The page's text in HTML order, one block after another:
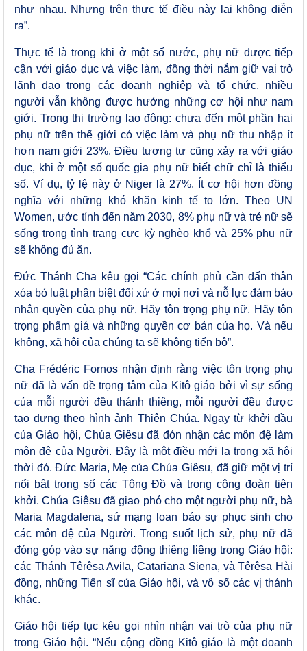
như nhau. Nhưng trên thực tế điều này lại không diễn
ra”.
Thực tế là trong khi ở một số nước, phụ nữ được tiếp
cận với giáo dục và việc làm, đồng thời nắm giữ vai trò
lãnh đạo trong các doanh nghiệp và tổ chức, nhiều
người vẫn không được hưởng những cơ hội như nam
giới. Trong thị trường lao động: chưa đến một phần hai
phụ nữ trên thế giới có việc làm và phụ nữ thu nhập ít
hơn nam giới 23%. Điều tương tự cũng xảy ra với giáo
dục, khi ở một số quốc gia phụ nữ biết chữ chỉ là thiểu
số. Ví dụ, tỷ lệ này ở Niger là 27%. Ít cơ hội hơn đồng
nghĩa với những khó khăn kinh tế to lớn. Theo UN
Women, ước tính đến năm 2030, 8% phụ nữ và trẻ nữ sẽ
sống trong tình trạng cực kỳ nghèo khổ và 25% phụ nữ
sẽ không đủ ăn.
Đức Thánh Cha kêu gọi “Các chính phủ cần dấn thân
xóa bỏ luật phân biệt đối xử ở mọi nơi và nỗ lực đảm bảo
nhân quyền của phụ nữ. Hãy tôn trọng phụ nữ. Hãy tôn
trọng phẩm giá và những quyền cơ bản của họ. Và nếu
không, xã hội của chúng ta sẽ không tiến bộ”.
Cha Frédéric Fornos nhận định rằng việc tôn trọng phụ
nữ đã là vấn đề trọng tâm của Kitô giáo bởi vì sự sống
của mỗi người đều thánh thiêng, mỗi người đều được
tạo dựng theo hình ảnh Thiên Chúa. Ngay từ khởi đầu
của Giáo hội, Chúa Giêsu đã đón nhận các môn đệ làm
môn đệ của Người. Đây là một điều mới lạ trong xã hội
thời đó. Đức Maria, Mẹ của Chúa Giêsu, đã giữ một vị trí
nổi bật trong số các Tông Đồ và trong cộng đoàn tiên
khởi. Chúa Giêsu đã giao phó cho một người phụ nữ, bà
Maria Magdalena, sứ mạng loan báo sự phục sinh cho
các môn đệ của Người. Trong suốt lịch sử, phụ nữ đã
đóng góp vào sự năng động thiêng liêng trong Giáo hội:
các Thánh Têrêsa Avila, Catariana Siena, và Têrêsa Hài
đồng, những Tiến sĩ của Giáo hội, và vô số các vị thánh
khác.
Giáo hội tiếp tục kêu gọi nhìn nhận vai trò của phụ nữ
trong Giáo hội. “Nếu cộng đồng Kitô giáo là một doanh